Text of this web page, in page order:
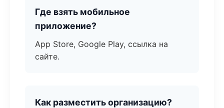
Где взять мобильное
приложение?
App Store, Google Play, ссылка на
сайте.
Как разместить организацию?